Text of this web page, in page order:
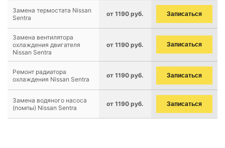
Замена термостата Nissan
Sentra
от 1190 руб. Записаться
Замена вентилятора
охлаждения двигателя
Nissan Sentra
от 1190 руб. Записаться
Ремонт радиатора
охлаждения Nissan Sentra
от 1190 руб. Записаться
Замена водяного насоса
(помпы) Nissan Sentra
от 1190 руб. Записаться